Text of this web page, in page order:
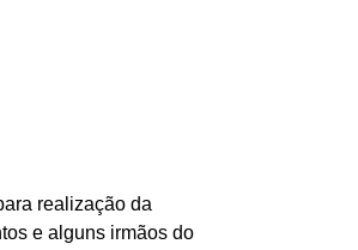
realização da
e alguns irmãos do